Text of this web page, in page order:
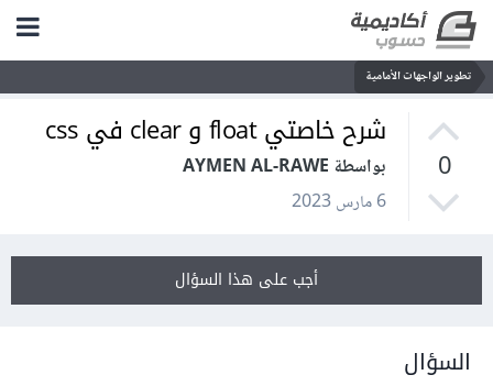
تطوير الواجهات الأمامية
0
شرح خاصتي float و clear في css
بواسطة AYMEN AL-RAWE
6 مارس 2023
أجب على هذا السؤال
السؤال